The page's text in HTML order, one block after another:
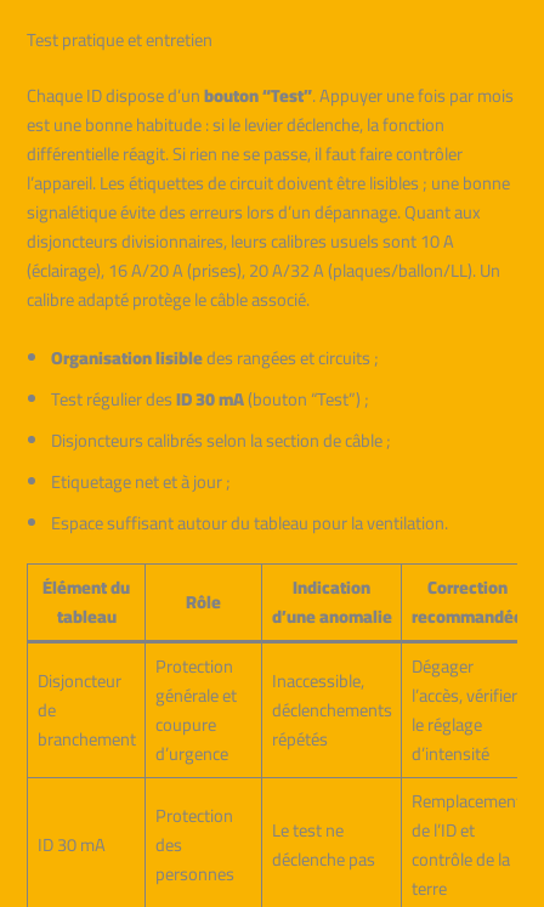
Test pratique et entretien
Chaque ID dispose d’unbouton “Test”. Appuyer une fois par mois
est une bonne habitude : si le levier déclenche, la fonction
différentielle réagit. Si rien ne se passe, il faut faire contrôler
l’appareil. Les étiquettes de circuit doivent être lisibles ; une bonne
signalétique évite des erreurs lors d’un dépannage. Quant aux
disjoncteurs divisionnaires, leurs calibres usuels sont 10 A
(éclairage), 16 A/20 A (prises), 20 A/32 A (plaques/ballon/LL). Un
calibre adapté protège le câble associé.
Organisation lisibledes rangées et circuits ;
Test régulier desID 30 mA(bouton “Test”) ;
Disjoncteurs calibrés selon la section de câble ;
Etiquetage net et à jour ;
Espace suffisant autour du tableau pour la ventilation.
Élément du
tableau
Rôle
Indication
d’une anomalie
Correction
recommandée
Disjoncteur
de
branchement
Protection
générale et
coupure
d’urgence
Inaccessible,
déclenchements
répétés
Dégager
l’accès, vérifier
le réglage
d’intensité
ID 30 mA
Protection
des
personnes
Le test ne
déclenche pas
Remplacement
de l’ID et
contrôle de la
terre